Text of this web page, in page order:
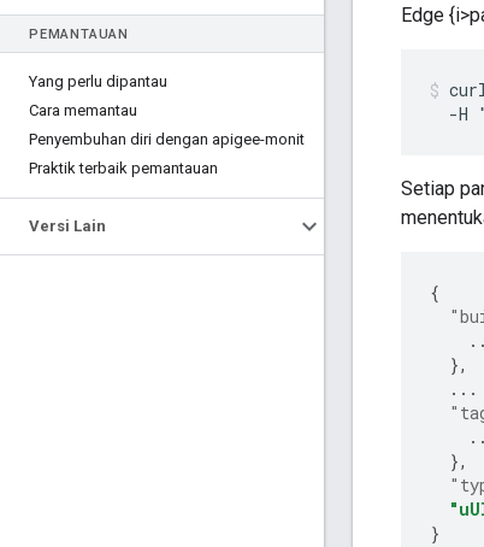
PEMANTAUAN
Yang perlu dipantau
Cara memantau
Penyembuhan diri dengan apigee-monit
Praktik terbaik pemantauan
Versi Lain
Edge
-H
Setiap
{
},
...
},
}